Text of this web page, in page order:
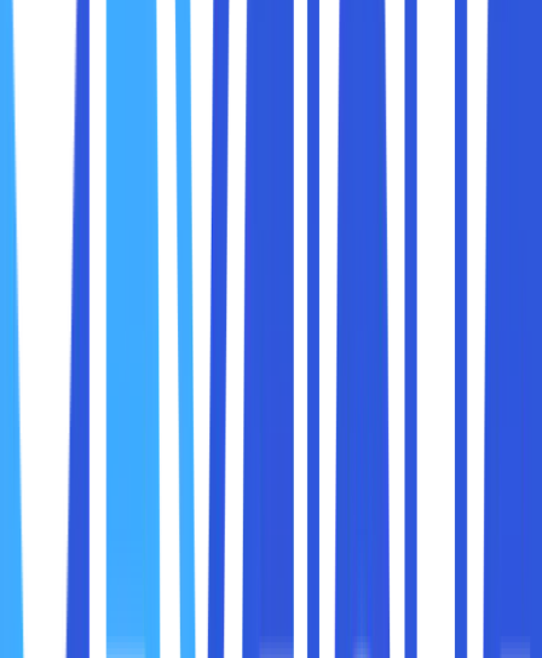
sampai terjadi masalah. Ia seharusnya dibangun, dirawat,
dan ditingkatkan secara berkelanjutan.
menyeluruh
bagaimana cara mengoptimalkan keamanan
jaringan di perusahaan, tidak hanya dari sisi teknis, tetapi
juga dari sisi budaya kerja dan pola pikir.
Setiap perusahaan, sekecil apa pun, pasti memiliki data
berharga. Bisa berupa data pelanggan, data transaksi,
strategi bisnis, hingga komunikasi internal. Semua itu
menjadi target yang menarik bagi pihak yang tidak
justru dimulai dari hal-hal sederhana seperti: